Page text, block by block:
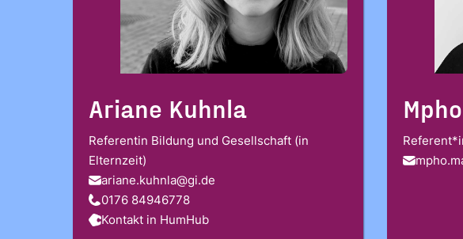
Ariane Kuhnla
Referentin Bildung und Gesellschaft (in
Elternzeit)
ariane.kuhnla@gi.de
0176 84946778
Kontakt in HumHub